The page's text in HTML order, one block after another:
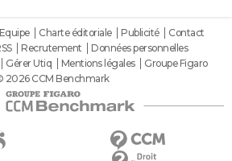
Equipe Charte éditoriale Publicité
Contact
Recrutement
Données personnelles
Gérer Utiq Mentions légales
Groupe Figaro
2026 CCM Benchmark